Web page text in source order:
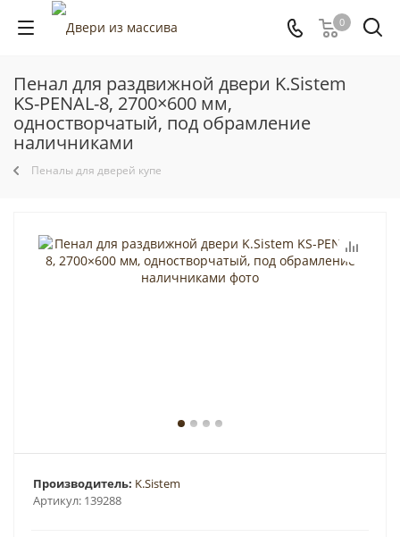
0
Пенал для раздвижной двери K.Sistem
KS-PENAL-8, 2700×600 мм,
одностворчатый, под обрамление
наличниками
Пеналы для дверей купе
Артикул: 139288
Производитель: K.Sistem